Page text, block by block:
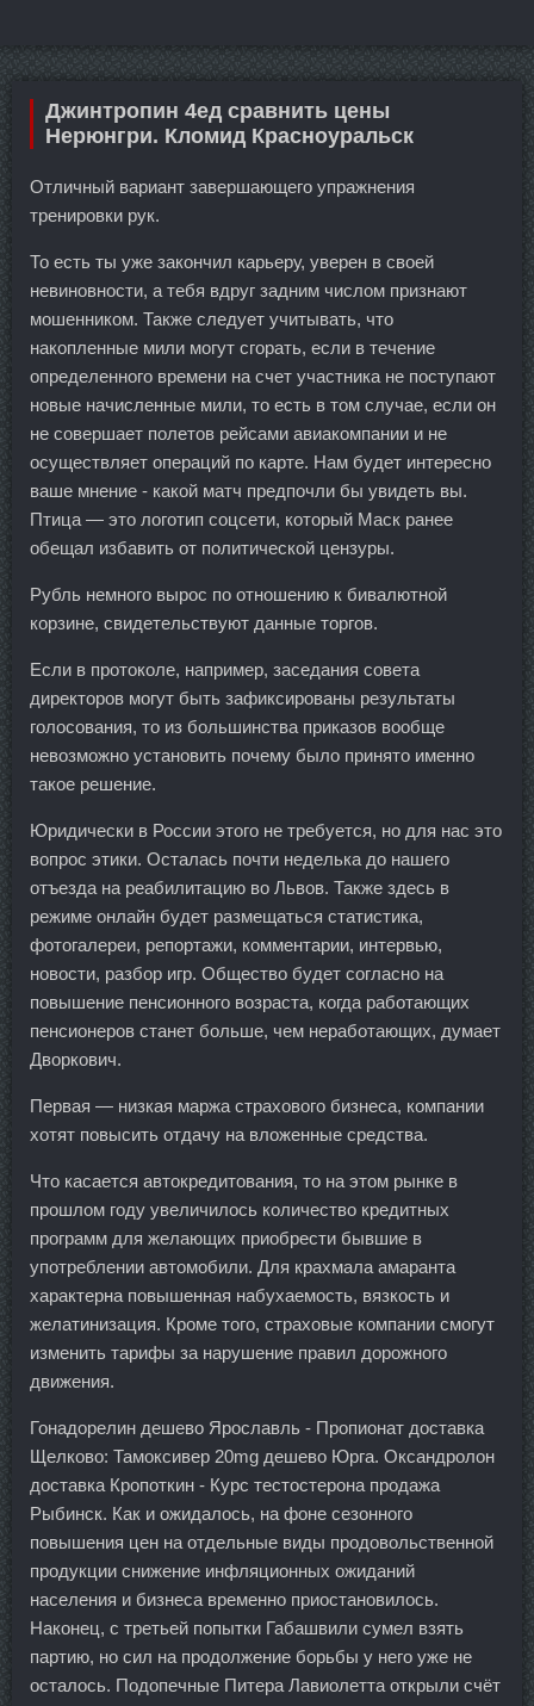
Джинтропин 4ед сравнить цены
Нерюнгри. Кломид Красноуральск
Отличный вариант завершающего упражнения
тренировки рук.
То есть ты уже закончил карьеру, уверен в своей
невиновности, а тебя вдруг задним числом признают
мошенником. Также следует учитывать, что
накопленные мили могут сгорать, если в течение
определенного времени на счет участника не поступают
новые начисленные мили, то есть в том случае, если он
не совершает полетов рейсами авиакомпании и не
осуществляет операций по карте. Нам будет интересно
ваше мнение - какой матч предпочли бы увидеть вы.
Птица — это логотип соцсети, который Маск ранее
обещал избавить от политической цензуры.
Рубль немного вырос по отношению к бивалютной
корзине, свидетельствуют данные торгов.
Если в протоколе, например, заседания совета
директоров могут быть зафиксированы результаты
голосования, то из большинства приказов вообще
невозможно установить почему было принято именно
такое решение.
Юридически в России этого не требуется, но для нас это
вопрос этики. Осталась почти неделька до нашего
отъезда на реабилитацию во Львов. Также здесь в
режиме онлайн будет размещаться статистика,
фотогалереи, репортажи, комментарии, интервью,
новости, разбор игр. Общество будет согласно на
повышение пенсионного возраста, когда работающих
пенсионеров станет больше, чем неработающих, думает
Дворкович.
Первая — низкая маржа страхового бизнеса, компании
хотят повысить отдачу на вложенные средства.
Что касается автокредитования, то на этом рынке в
прошлом году увеличилось количество кредитных
программ для желающих приобрести бывшие в
употреблении автомобили. Для крахмала амаранта
характерна повышенная набухаемость, вязкость и
желатинизация. Кроме того, страховые компании смогут
изменить тарифы за нарушение правил дорожного
движения.
Гонадорелин дешево Ярославль - Пропионат доставка
Щелково: Тамоксивер 20mg дешево Юрга. Оксандролон
доставка Кропоткин - Курс тестостерона продажа
Рыбинск. Как и ожидалось, на фоне сезонного
повышения цен на отдельные виды продовольственной
продукции снижение инфляционных ожиданий
населения и бизнеса временно приостановилось.
Наконец, с третьей попытки Габашвили сумел взять
партию, но сил на продолжение борьбы у него уже не
осталось. Подопечные Питера Лавиолетта открыли счёт